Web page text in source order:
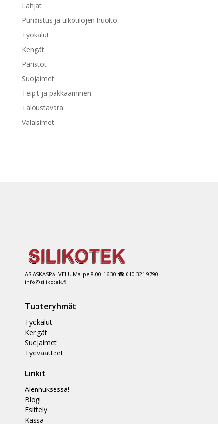
Lahjat
Puhdistus ja ulkotilojen huolto
Työkalut
Kengät
Paristot
Suojaimet
Teipit ja pakkaaminen
Taloustavara
Valaisimet
ASIASKASPALVELU Ma-pe 8.00-16.30 ☎ 010 321 9790
info@silikotek.fi
Tuoteryhmät
Työkalut
Kengät
Suojaimet
Työvaatteet
Linkit
Alennuksessa!
Blogi
Esittely
Kassa